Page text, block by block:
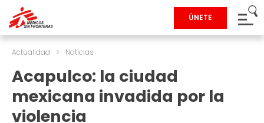
ÚNETE
Actualidad > Noticias
Acapulco: la ciudad
mexicana invadida por la
violencia